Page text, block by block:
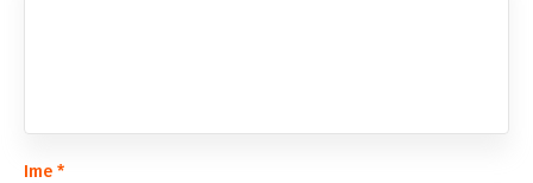
Ime *